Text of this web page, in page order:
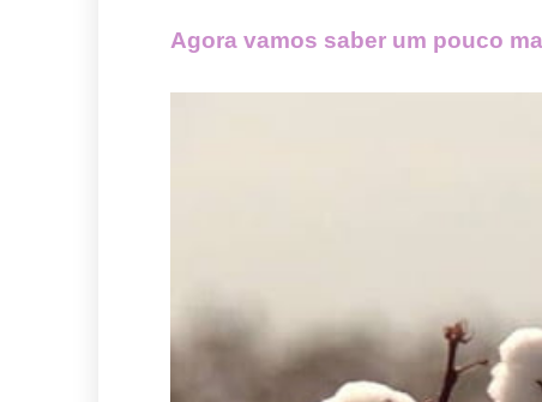
Agora vamos saber um pouco